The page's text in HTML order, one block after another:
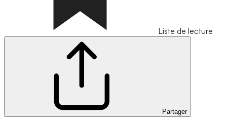
Liste de lecture
Partager